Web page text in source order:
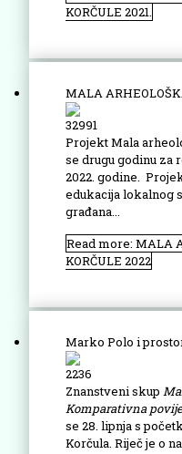
KORČULE 2021.
MALA
32991
Projekt Mala
se drugu godinu za
2022. godine.
edukacija lokalnog
građana...
Read more: MALA
KORČULE 2022
Marko Polo i
2236
Znanstveni skup
Komparativna
se 28. lipnja s
Korčula. Riječ je o